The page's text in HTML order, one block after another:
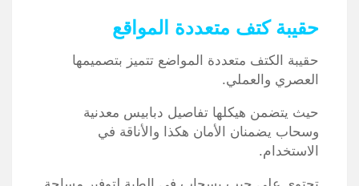
حقيبة كتف متعددة المواقع
حقيبة الكتف متعددة المواضع تتميز بتصميمها
العصري والعملي.
حيث يتضمن هيكلها تفاصيل دبابيس معدنية
وسحاب يضمنان الأمان هكذا والأناقة في
الاستخدام.